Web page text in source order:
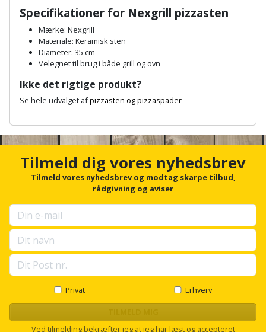
Isolering
Komposit
Lecablokke
fundablokke
Lofter
Murbinder
Murpap
og
murfolie
Mursten
og
hammer
Hammer
Høvl
Kiler
hobbykniv
Koben
Kridtsnor
Lærlingesæt
Landmålerstok
Borehammer
Boremaskinetilbehør
Detektor
Diamantslibertilbehør
Dykkerpistol
Excentersliber
Excenterslibertilbehør
Fedtsprøjte
Flamingoskærer
Plæneklipper
Plæneklipper
tilbehør
Robotplæneklipper
tilbehør
Vandpumpe
/
mosfjerner
Vinduesvasker
Dørrist
Drivhus
Drivhustilbehør
Elartikler
Flagstænger
til
hus
Fuglefoderhus
Garderobe
opbevaring
Gavekort
Grill
Specifikationer for Nexgrill pizzasten
Mærke: Nexgrill
Materiale: Keramisk sten
Diameter: 35 cm
Velegnet til brug i både grill og ovn
Ikke det rigtige produkt?
Se hele udvalget afpizzasten og pizzaspader
c
r
u
p
s
e
l
l
o
Tilmeld dig vores nyhedsbrev
Tilmeld vores nyhedsbrev og modtag skarpe tilbud,
rådgivning og aviser
Privat Erhverv
Ved tilmelding bekræfter jeg at jeg har læst og accepteret